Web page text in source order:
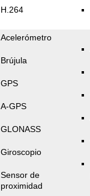
H.264
Acelerómetro
Brújula
GPS
A-GPS
GLONASS
Giroscopio
Sensor de
proximidad